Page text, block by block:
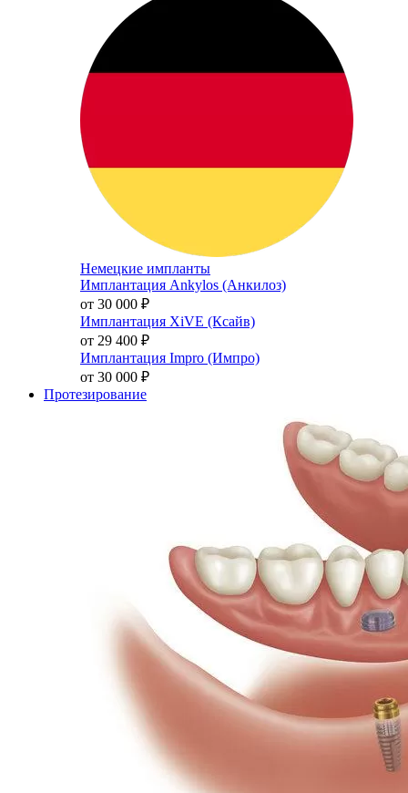
Немецкие импланты
Имплантация Ankylos (Анкилоз)
от 30 000 ₽
Имплантация XiVE (Ксайв)
от 29 400 ₽
Имплантация Impro (Импро)
от 30 000 ₽
Протезирование